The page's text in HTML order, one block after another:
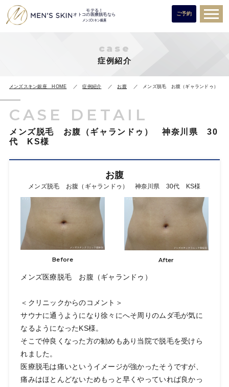
モテる！
オトコの医療脱毛なら
メンズスキン銀座
ご予約
case
症例紹介
メンズスキン銀座 HOME 症例紹介 お腹 メンズ脱毛 お腹（ギャランドゥ）
CASE DETAIL
メンズ脱毛 お腹（ギャランドゥ） 神奈川県 30
代 KS様
お腹
メンズ脱毛 お腹（ギャランドゥ） 神奈川県 30代 KS様
Before After
メンズ医療脱毛 お腹（ギャランドゥ）
＜クリニックからのコメント＞
サウナに通うようになり徐々にへそ周りのムダ毛が気に
なるようになったKS様。
そこで仲良くなった方の勧めもあり当院で脱毛を受けら
れました。
医療脱毛は痛いというイメージが強かったそうですが、
痛みはほとんどないためもっと早くやっていれば良かっ